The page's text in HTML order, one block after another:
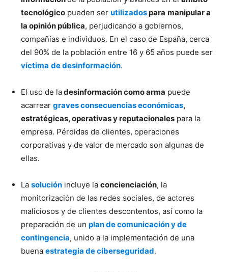
tecnológico pueden ser utilizadospara manipular a
la opinión pública, perjudicando a gobiernos,
compañías e individuos. En el caso de España, cerca
del 90% de la población entre 16 y 65 años puede ser
víctima de desinformación.
El uso de ladesinformación como arma puede
acarrear graves consecuencias económicas,
estratégicas, operativas y reputacionales para la
empresa. Pérdidas de clientes, operaciones
corporativas y de valor de mercado son algunas de
ellas.
La solución incluye la concienciación, la
monitorización de las redes sociales, de actores
maliciosos y de clientes descontentos, así como la
preparación de un plan de comunicación y de
contingencia, unido a la implementación de una
buena estrategia de ciberseguridad.